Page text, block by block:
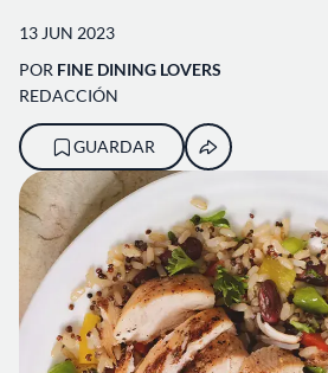
13 JUN 2023
POR FINE DINING LOVERS
REDACCIÓN
GUARDAR